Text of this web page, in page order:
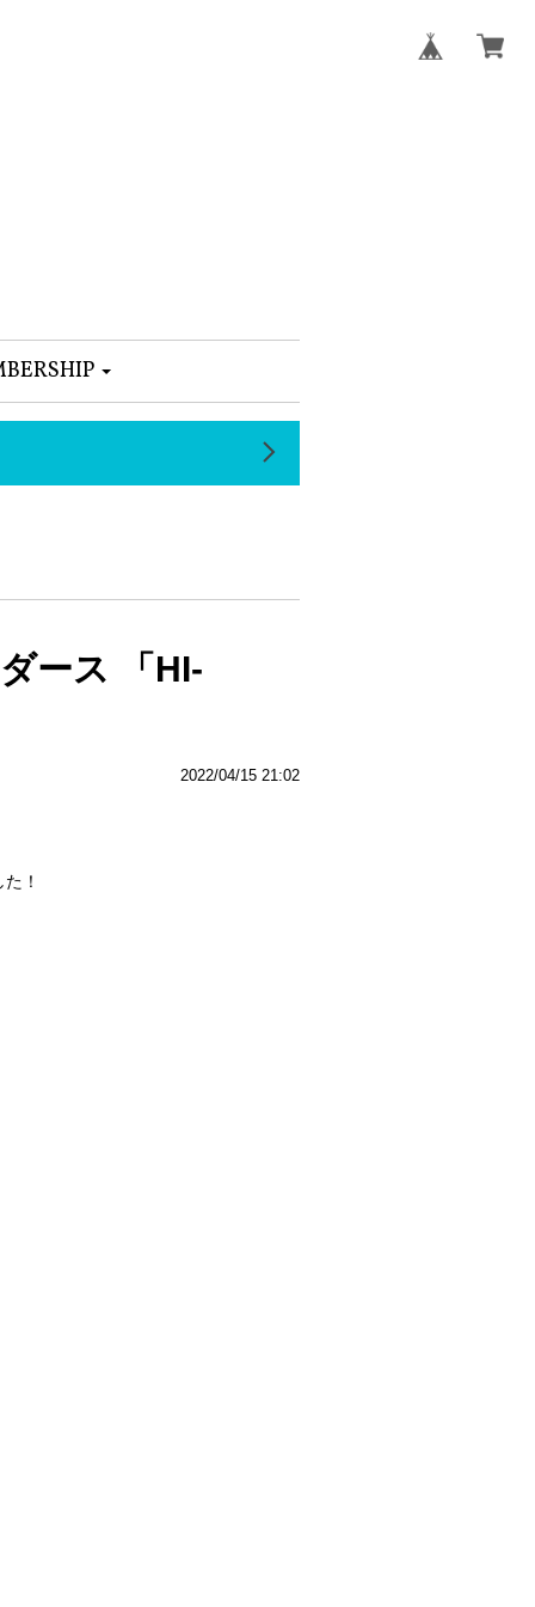
ース 「HI-
2022/04/15 21:02
！